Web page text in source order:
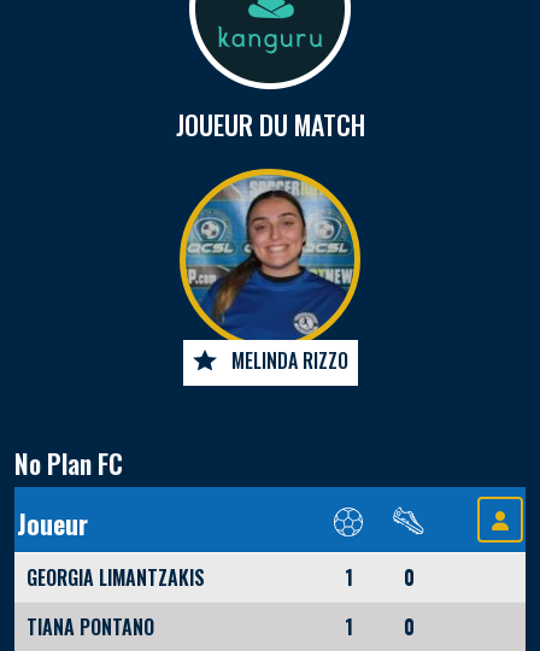
JOUEUR DU MATCH
MELINDA RIZZO
No Plan FC
Joueur
GEORGIA LIMANTZAKIS 1
0
TIANA PONTANO
1
0